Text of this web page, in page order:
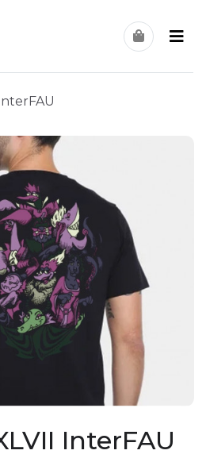
InterFAU